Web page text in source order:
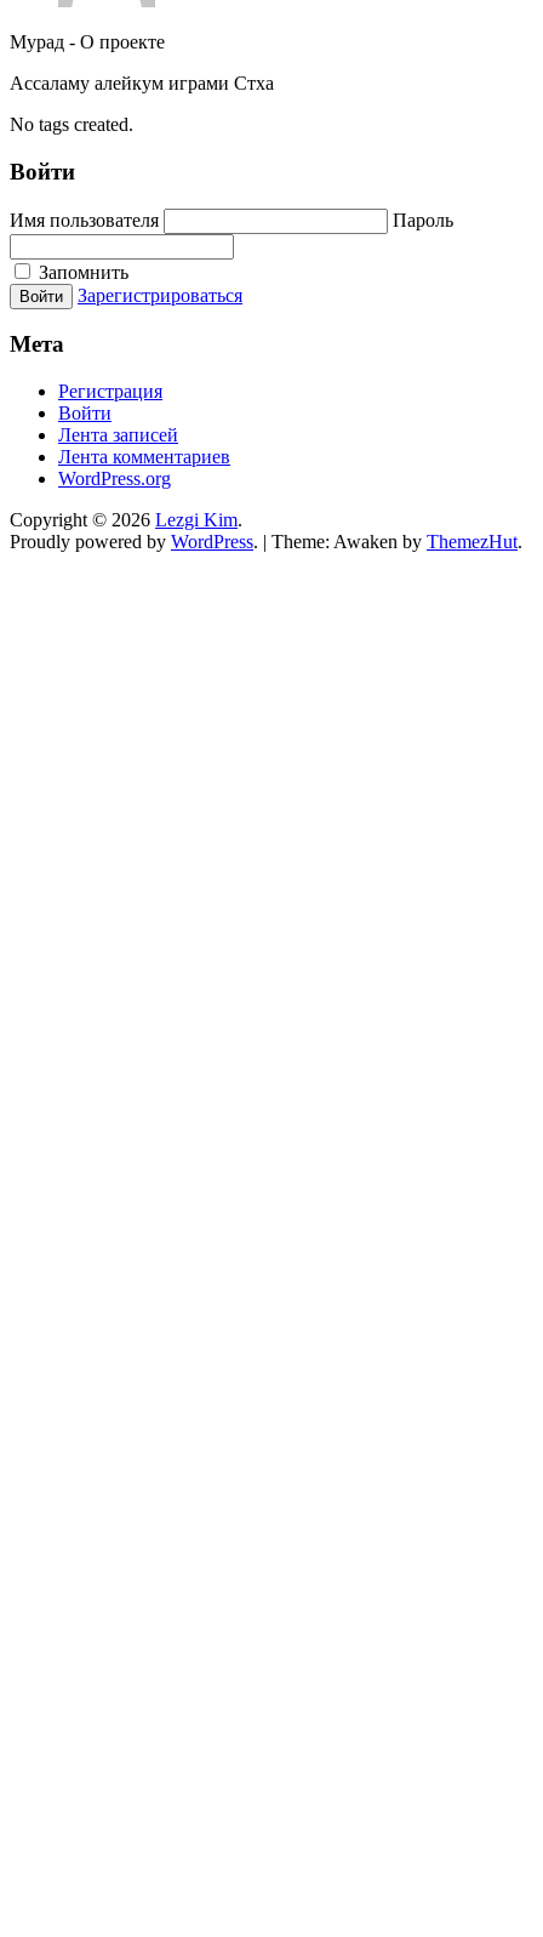
Мурад - О проекте
Ассаламу алейкум играми Стха
No tags created.
Войти
Имя пользователя Пароль
Запомнить
Зарегистрироваться
Мета
Регистрация
Войти
Лента записей
Лента комментариев
WordPress.org
Copyright © 2026 Lezgi Kim.
Proudly powered by WordPress. | Theme: Awaken by ThemezHut.